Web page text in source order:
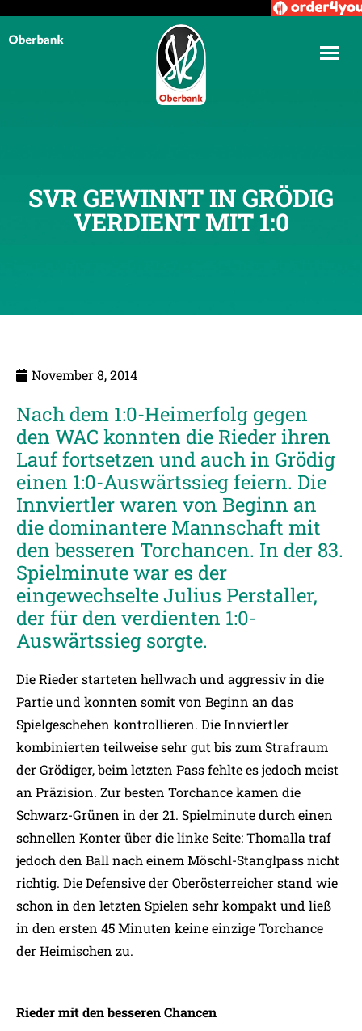
SVR GEWINNT IN GRÖDIG
VERDIENT MIT 1:0
November 8, 2014
Nach dem 1:0-Heimerfolg gegen
den WAC konnten die Rieder ihren
Lauf fortsetzen und auch in Grödig
einen 1:0-Auswärtssieg feiern. Die
Innviertler waren von Beginn an
die dominantere Mannschaft mit
den besseren Torchancen. In der 83.
Spielminute war es der
eingewechselte Julius Perstaller,
der für den verdienten 1:0-
Auswärtssieg sorgte.
Die Rieder starteten hellwach und aggressiv in die
Partie und konnten somit von Beginn an das
Spielgeschehen kontrollieren. Die Innviertler
kombinierten teilweise sehr gut bis zum Strafraum
der Grödiger, beim letzten Pass fehlte es jedoch meist
an Präzision. Zur besten Torchance kamen die
Schwarz-Grünen in der 21. Spielminute durch einen
schnellen Konter über die linke Seite: Thomalla traf
jedoch den Ball nach einem Möschl-Stanglpass nicht
richtig. Die Defensive der Oberösterreicher stand wie
schon in den letzten Spielen sehr kompakt und ließ
in den ersten 45 Minuten keine einzige Torchance
der Heimischen zu.
Rieder mit den besseren Chancen